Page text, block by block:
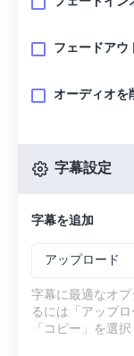
フェードアウ
オーディオを
字幕設定
字幕を追加
アップロード
字幕に最適なオ
るには「アップ
「コピー」を選択